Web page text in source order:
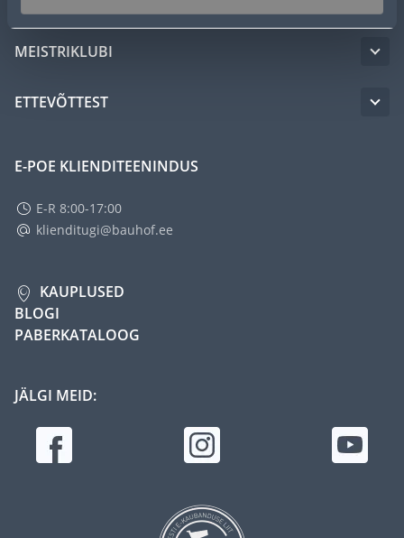
MEISTRIKLUBI
ETTEVÕTTEST
E-POE KLIENDITEENINDUS
E-R 8:00-17:00
klienditugi@bauhof.ee
KAUPLUSED
BLOGI
PABERKATALOOG
JÄLGI MEID: